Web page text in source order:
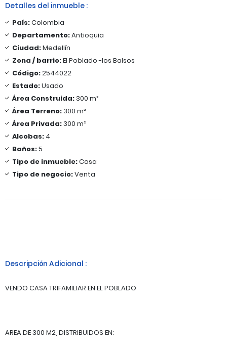
Detalles del inmueble :
País:Colombia
Departamento:Antioquia
Ciudad:Medellín
Zona / barrio:El Poblado -los Balsos
Código:2544022
Estado:Usado
Área Construida:300 m²
Área Terreno:300 m²
Área Privada:300 m²
Alcobas: 4
Baños:5
Tipo de inmueble:Casa
Tipo de negocio:Venta
Descripción Adicional :
VENDO CASA TRIFAMILIAR EN EL POBLADO
AREA DE 300 M2, DISTRIBUIDOS EN: